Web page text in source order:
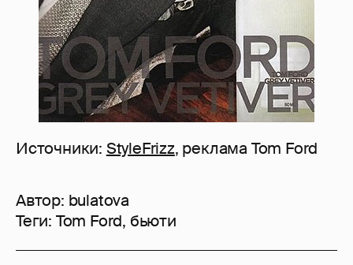
Источники: StyleFrizz, реклама Tom Ford
Автор: bulatova
Теги: Tom Ford, бьюти